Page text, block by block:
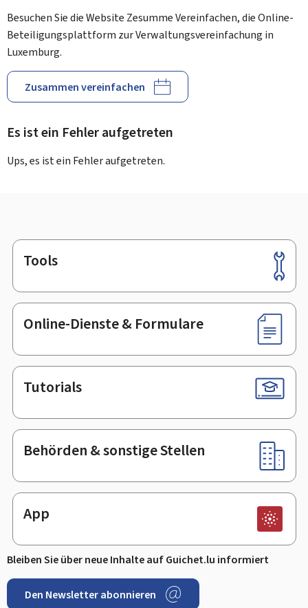
Besuchen Sie die Website Zesumme Vereinfachen, die Online-
Beteiligungsplattform zur Verwaltungsvereinfachung in
Luxemburg.
Zusammen vereinfachen
Es ist ein Fehler aufgetreten
Ups, es ist ein Fehler aufgetreten.
Footer
Tools
Online-Dienste & Formulare
Tutorials
Behörden & sonstige Stellen
App
Bleiben Sie über neue Inhalte auf Guichet.lu informiert
Den Newsletter abonnieren